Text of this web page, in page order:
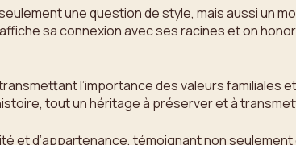
une question de style, mais aussi un
sa connexion avec ses racines et on
l’importance des valeurs familiales
tout un héritage à préserver et à
et d’appartenance, témoignant non